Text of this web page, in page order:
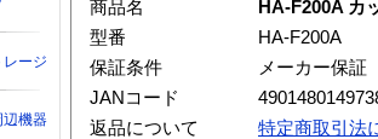
商品名
HA-F200A カ
型番
HA-F200A
保証条件
メーカー保証
JANコード
返品について
特定商取引法
ージ
辺機器